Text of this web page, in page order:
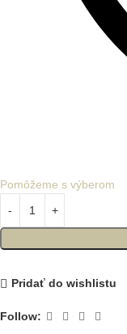
Pomôžeme s výberom
Pridať do wishlistu
Follow: